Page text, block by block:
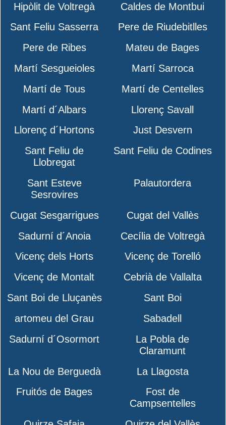
Hipòlit de Voltregà
Caldes de Montbui
Sant Feliu Sasserra
Pere de Riudebitlles
Pere de Ribes
Mateu de Bages
Martí Sesgueioles
Martí Sarroca
Martí de Tous
Martí de Centelles
Martí d´Albars
Llorenç Savall
Llorenç d´Hortons
Just Desvern
Sant Feliu de
Llobregat
Sant Feliu de Codines
Sant Esteve
Sesrovires
Palautordera
Cugat Sesgarrigues
Cugat del Vallès
Sadurní d´Anoia
Cecília de Voltregà
Vicenç dels Horts
Vicenç de Torelló
Vicenç de Montalt
Cebrià de Vallalta
Sant Boi de Lluçanès
Sant Boi
artomeu del Grau
Sabadell
Sadurní d´Osormort
La Pobla de
Claramunt
La Nou de Berguedà
La Llagosta
Fruitós de Bages
Fost de
Campsentelles